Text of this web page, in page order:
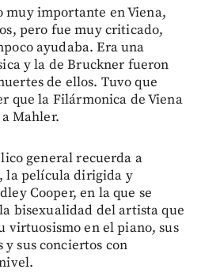
muy importante en Viena,
pero fue muy criticado,
ayudaba. Era una
y la de Bruckner fueron
de ellos. Tuvo que
que la Filármonica de Viena
Mahler.
general recuerda a
, la película dirigida y
Cooper, en la que se
bisexualidad del artista que
virtuosismo en el piano, sus
y sus conciertos con